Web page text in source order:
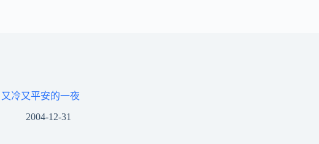
又冷又平安的一夜
2004-12-31